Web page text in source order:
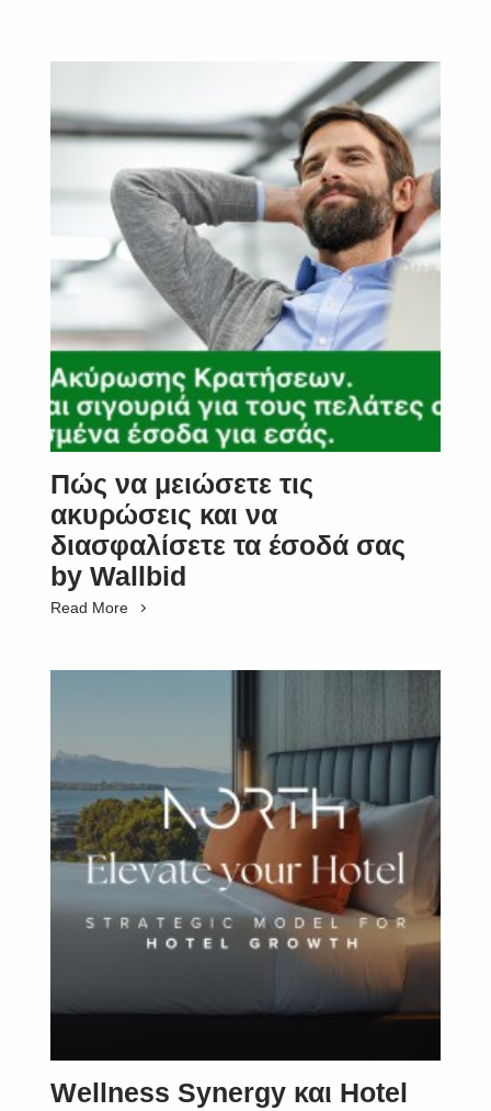
Πώς να μειώσετε τις
ακυρώσεις και να
διασφαλίσετε τα έσοδά σας
by Wallbid
Read More
Wellness Synergy και Hotel